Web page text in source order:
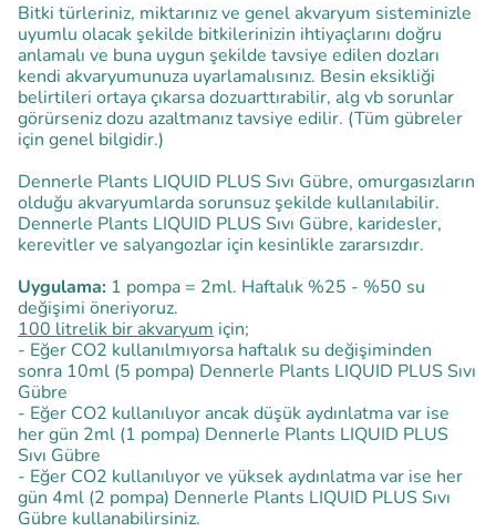
Bitki türleriniz, miktarınız ve genel akvaryum sisteminizle
uyumlu olacak şekilde bitkilerinizin ihtiyaçlarını doğru
anlamalı ve buna uygun şekilde tavsiye edilen dozları
kendi akvaryumunuza uyarlamalısınız. Besin eksikliği
belirtileri ortaya çıkarsa dozuarttırabilir, alg vb sorunlar
görürseniz dozu azaltmanız tavsiye edilir. (Tüm gübreler
için genel bilgidir.)
Dennerle Plants LIQUID PLUS Sıvı Gübre, omurgasızların
olduğu akvaryumlarda sorunsuz şekilde kullanılabilir.
Dennerle Plants LIQUID PLUS Sıvı Gübre, karidesler,
kerevitler ve salyangozlar için kesinlikle zararsızdır.
Uygulama: 1 pompa = 2ml. Haftalık %25 - %50 su
değişimi öneriyoruz.
100 litrelik bir akvaryum için;
- Eğer CO2 kullanılmıyorsa haftalık su değişiminden
sonra 10ml (5 pompa) Dennerle Plants LIQUID PLUS Sıvı
Gübre
- Eğer CO2 kullanılıyor ancak düşük aydınlatma var ise
her gün 2ml (1 pompa) Dennerle Plants LIQUID PLUS
Sıvı Gübre
- Eğer CO2 kullanılıyor ve yüksek aydınlatma var ise her
gün 4ml (2 pompa) Dennerle Plants LIQUID PLUS Sıvı
Gübre kullanabilirsiniz.